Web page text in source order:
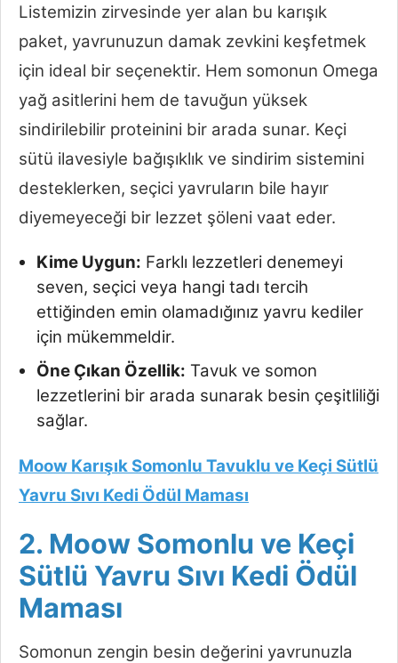
Listemizin zirvesinde yer alan bu karışık
paket, yavrunuzun damak zevkini keşfetmek
için ideal bir seçenektir. Hem somonun Omega
yağ asitlerini hem de tavuğun yüksek
sindirilebilir proteinini bir arada sunar. Keçi
sütü ilavesiyle bağışıklık ve sindirim sistemini
desteklerken, seçici yavruların bile hayır
diyemeyeceği bir lezzet şöleni vaat eder.
Kime Uygun: Farklı lezzetleri denemeyi
seven, seçici veya hangi tadı tercih
ettiğinden emin olamadığınız yavru kediler
için mükemmeldir.
Öne Çıkan Özellik: Tavuk ve somon
lezzetlerini bir arada sunarak besin çeşitliliği
sağlar.
Moow Karışık Somonlu Tavuklu ve Keçi Sütlü
Yavru Sıvı Kedi Ödül Maması
2. Moow Somonlu ve Keçi
Sütlü Yavru Sıvı Kedi Ödül
Maması
Somonun zengin besin değerini yavrunuzla